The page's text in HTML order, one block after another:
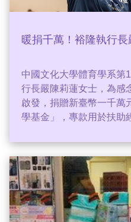
暖捐千萬！裕隆執行
中國文化大學體育學系第
行長嚴陳莉蓮女士，為感
啟發，捐贈新臺幣一千萬
學基金」，專款用於扶助
責任感，更為產學合作與